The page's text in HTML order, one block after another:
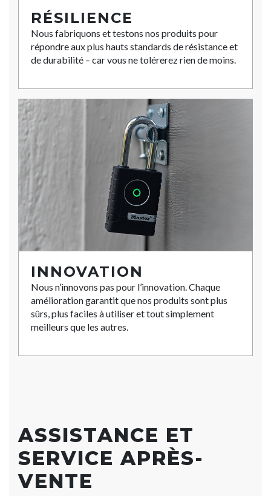
RÉSILIENCE
Nous fabriquons et testons nos produits pour
répondre aux plus hauts standards de résistance et
de durabilité – car vous ne tolérerez rien de moins.
INNOVATION
Nous n’innovons pas pour l’innovation. Chaque
amélioration garantit que nos produits sont plus
sûrs, plus faciles à utiliser et tout simplement
meilleurs que les autres.
ASSISTANCE ET
SERVICE APRÈS-
VENTE